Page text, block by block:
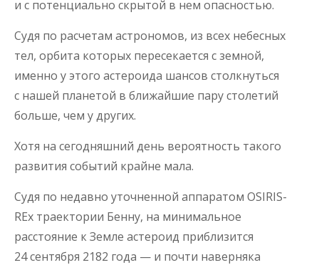
и с потенциально скрытой в нем опасностью.
Судя по расчетам астрономов, из всех небесных
тел, орбита которых пересекается с земной,
именно у этого астероида шансов столкнуться
с нашей планетой в ближайшие пару столетий
больше, чем у других.
Хотя на сегодняшний день вероятность такого
развития событий крайне мала.
Судя по недавно уточненной аппаратом OSIRIS-
REx траектории Бенну, на минимальное
расстояние к Земле астероид приблизится
24 сентября 2182 года — и почти наверняка